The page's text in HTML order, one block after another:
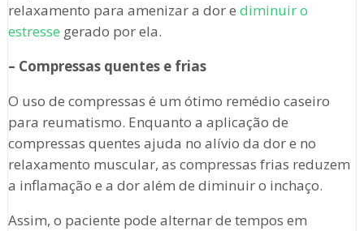
relaxamento para amenizar a dor e diminuir o
estresse gerado por ela.
– Compressas quentes e frias
O uso de compressas é um ótimo remédio caseiro
para reumatismo. Enquanto a aplicação de
compressas quentes ajuda no alívio da dor e no
relaxamento muscular, as compressas frias reduzem
a inflamação e a dor além de diminuir o inchaço.
Assim, o paciente pode alternar de tempos em